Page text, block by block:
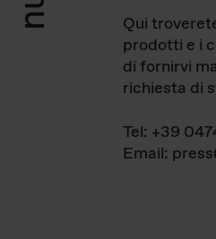
Qui
prodotti e i
di fornirvi
richiesta di
Tel: +39
Email: